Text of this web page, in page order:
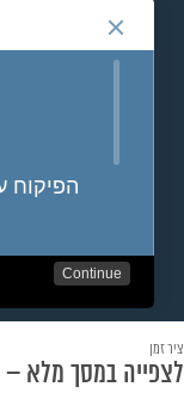
ציר זמן
לצפייה במסך מלא –